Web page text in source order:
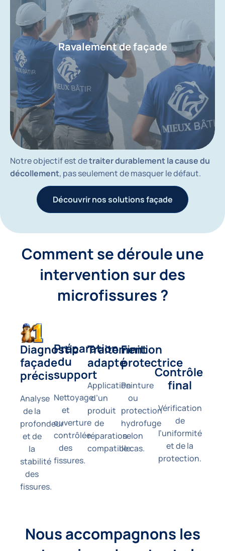
Ravalement de façade
Notre objectif est detraiter durablement la cause du
décollement, pas seulement de masquer le défaut.
Découvrir nos solutions façade
Comment se déroule une
intervention sur des
microfissures ?
Diagnostic
façade
précis
Analyse
de la
profondeur
et de
la
stabilité
des
fissures.
Préparation
du
support
Nettoyage
et
ouverture
contrôlée
des
fissures.
Traitement
adapté
Application
d’un
produit
de
réparation
compatible.
Finition
protectrice
Peinture
ou
protection
hydrofuge
selon
le cas.
Contrôle
final
Vérification
de
l’uniformité
et de la
protection.
Nous accompagnons les